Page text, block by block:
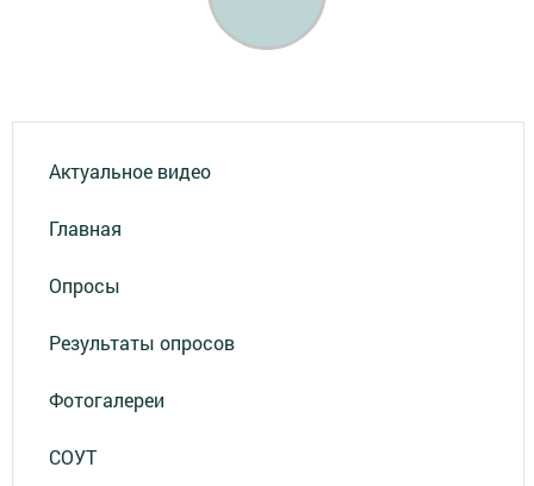
Актуальное видео
Главная
Опросы
Результаты опросов
Фотогалереи
СОУТ